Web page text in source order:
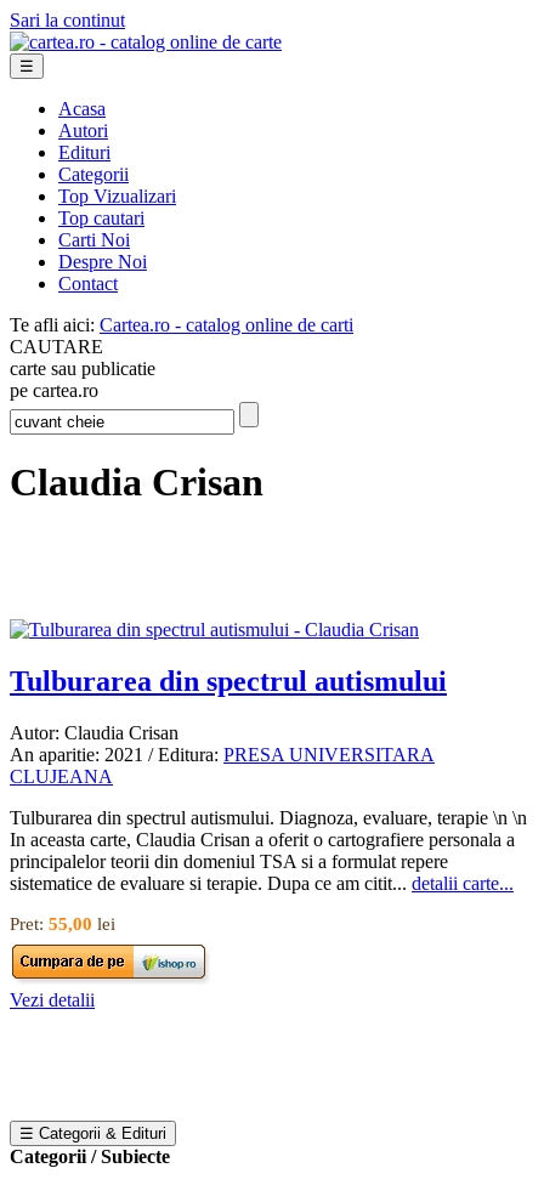
Sari la continut
☰
Acasa
Autori
Edituri
Categorii
Top Vizualizari
Top cautari
Carti Noi
Despre Noi
Contact
Te afli aici: Cartea.ro - catalog online de carti
CAUTARE
carte sau publicatie
pe cartea.ro
Claudia Crisan
Tulburarea din spectrul autismului
Autor: Claudia Crisan
An aparitie: 2021 / Editura: PRESA UNIVERSITARA
CLUJEANA
Tulburarea din spectrul autismului. Diagnoza, evaluare, terapie \n \n
In aceasta carte, Claudia Crisan a oferit o cartografiere personala a
principalelor teorii din domeniul TSA si a formulat repere
sistematice de evaluare si terapie. Dupa ce am citit... detalii carte...
Pret: 55,00 lei
Vezi detalii
☰ Categorii & Edituri
Categorii / Subiecte